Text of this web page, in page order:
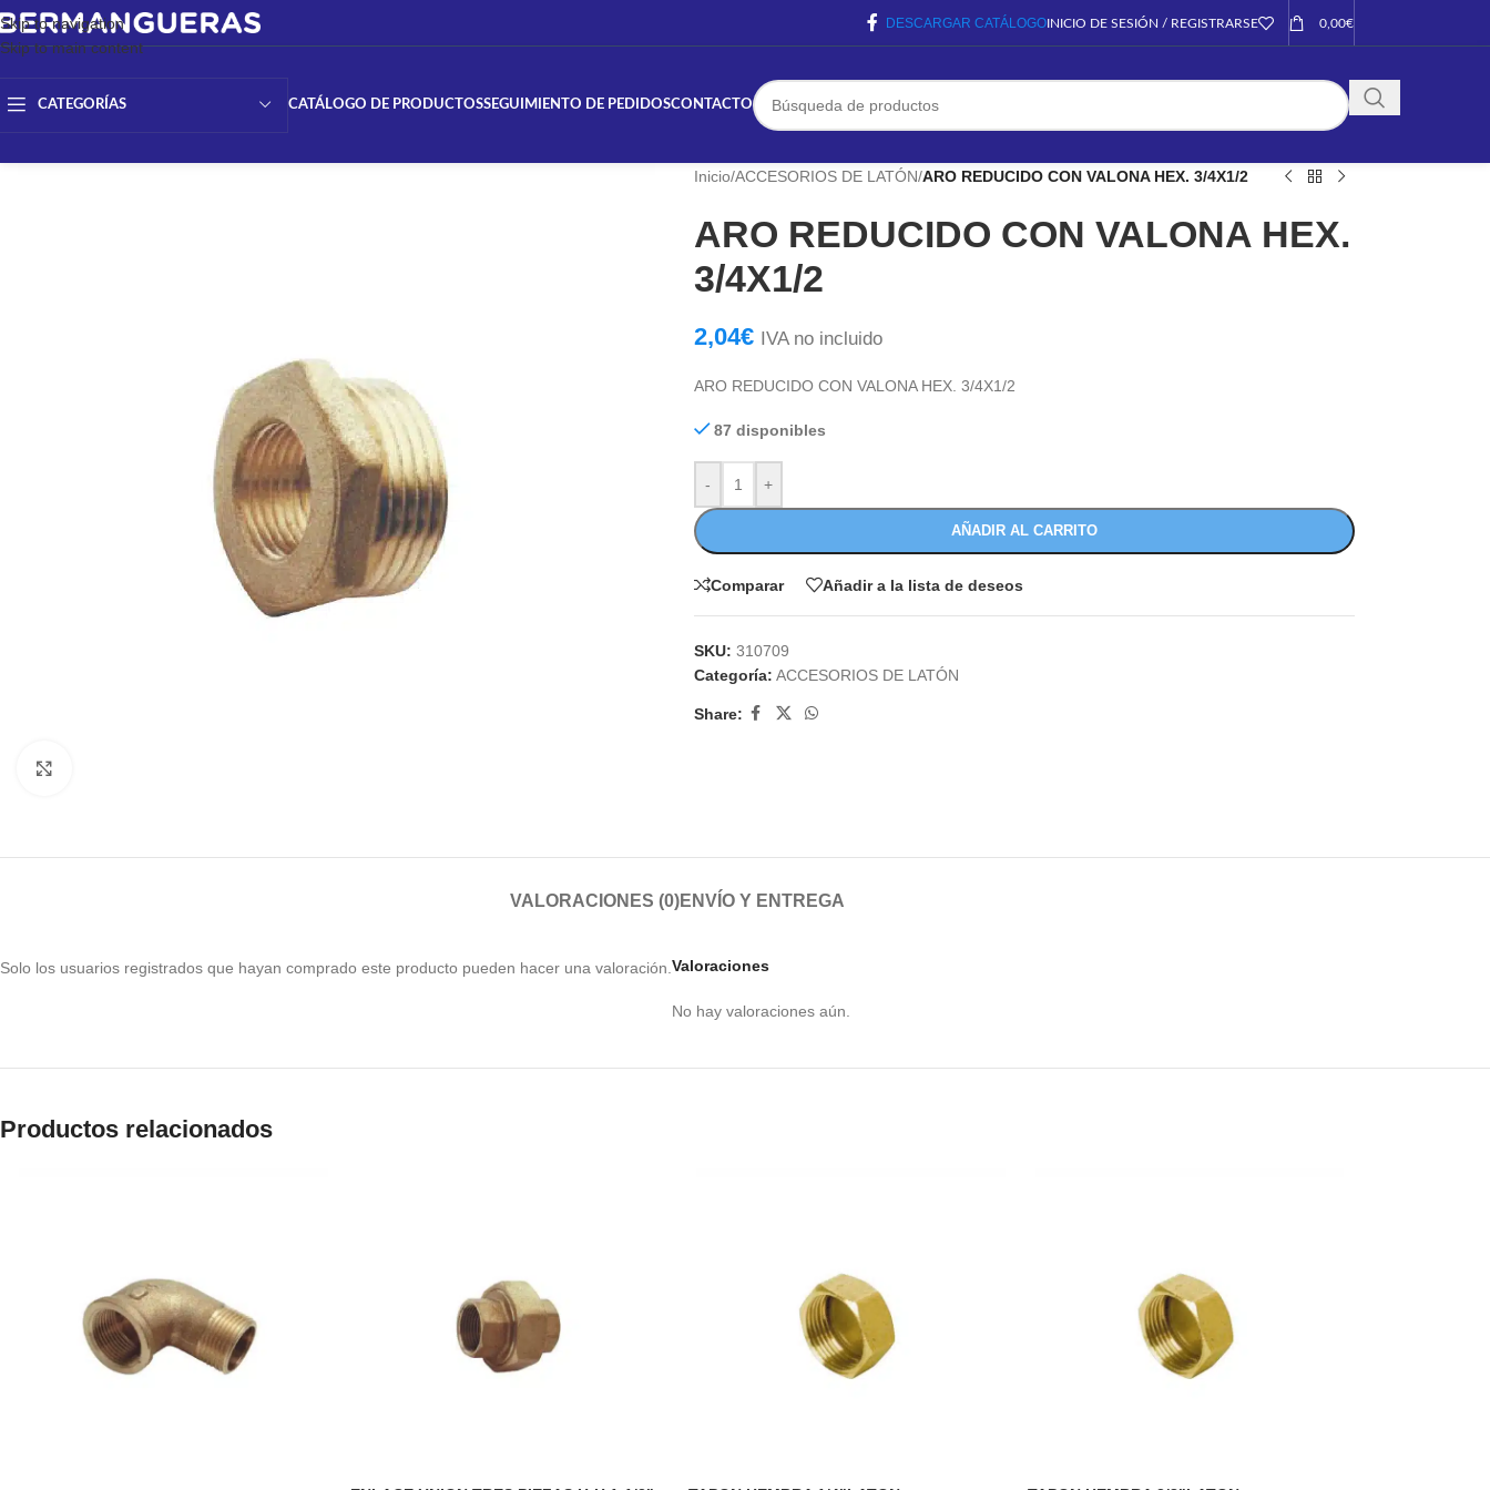
Skip to navigation
Skip to main content
DESCARGAR CATÁLOGOINICIO DE SESIÓN / REGISTRARSE 0,00€
CATEGORÍAS CATÁLOGO DE PRODUCTOSSEGUIMIENTO DE PEDIDOSCONTACTO
Inicio/ACCESORIOS DE LATÓN/ARO REDUCIDO CON VALONA HEX. 3/4X1/2
ARO REDUCIDO CON VALONA HEX.
3/4X1/2
2,04€ IVA no incluido
ARO REDUCIDO CON VALONA HEX. 3/4X1/2
87 disponibles
- +
AÑADIR AL CARRITO
Comparar Añadir a la lista de deseos
SKU: 310709
Categoría: ACCESORIOS DE LATÓN
Share:
VALORACIONES (0)ENVÍO Y ENTREGA
Valoraciones
No hay valoraciones aún.
Solo los usuarios registrados que hayan comprado este producto pueden hacer una valoración.
Productos relacionados